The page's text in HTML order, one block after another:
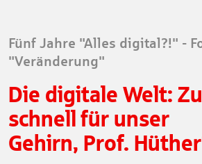
Fünf Jahre "Alles digital?!" -
"Veränderung"
Die digitale Welt: Zu
schnell für unser
Gehirn, Prof.